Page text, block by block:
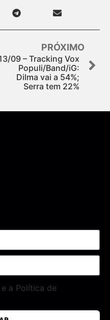
PRÓXIMO
09 – Tracking Vox
Populi/Band/iG:
Dilma vai a 54%;
Serra tem 22%
a Política de